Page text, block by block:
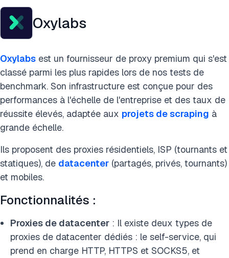
Oxylabs
Oxylabs est un fournisseur de proxy premium qui s'est
classé parmi les plus rapides lors de nos tests de
benchmark. Son infrastructure est conçue pour des
performances à l'échelle de l'entreprise et des taux de
réussite élevés, adaptée aux projets de scraping à
grande échelle.
Ils proposent des proxies résidentiels, ISP (tournants et
statiques), de datacenter (partagés, privés, tournants)
et mobiles.
Fonctionnalités :
Proxies de datacenter : Il existe deux types de
proxies de datacenter dédiés : le self-service, qui
prend en charge HTTP, HTTPS et SOCKS5, et